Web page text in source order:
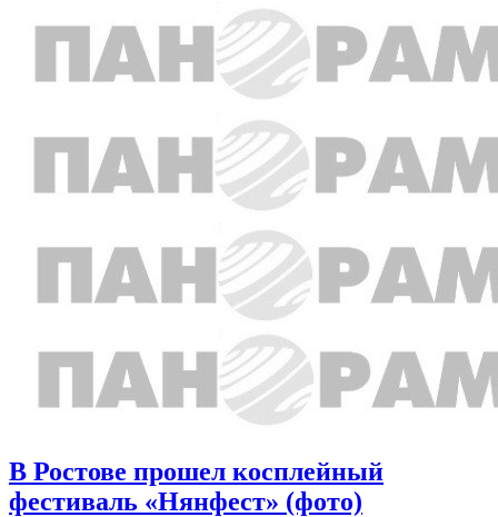
В Ростове прошел косплейный
фестиваль «Нянфест» (фото)